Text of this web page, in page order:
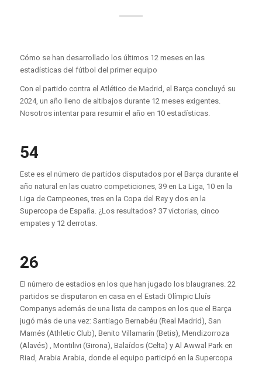
Cómo se han desarrollado los últimos 12 meses en las
estadísticas del fútbol del primer equipo
Con el partido contra el Atlético de Madrid, el Barça concluyó su
2024, un año lleno de altibajosdurante 12 meses exigentes.
Nosotros intentarpara resumir el año en 10 estadísticas.
54
Este es el número de partidos disputados por el Barça durante el
año natural en las cuatro competiciones, 39 en La Liga, 10 en la
Liga de Campeones, tres en la Copa del Rey y dos en la
Supercopa de España. ¿Los resultados? 37 victorias, cinco
empates y 12 derrotas.
26
El número de estadios en los que han jugado los blaugranes. 22
partidos se disputaron en casa en el Estadi Olímpic Lluís
Companys además de una lista de campos en los que el Barça
jugó más de una vez: Santiago Bernabéu (Real Madrid), San
Mamés (Athletic Club), Benito Villamarín (Betis), Mendizorroza
(Alavés) , Montilivi (Girona), Balaídos (Celta) y Al Awwal Park en
Riad, Arabia Arabia, donde el equipo participó en la Supercopa